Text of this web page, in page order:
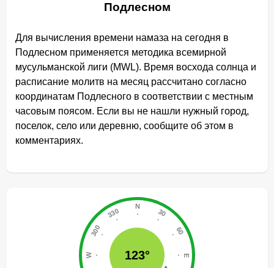
Подлесном
Для вычисления времени намаза на сегодня в
Подлесном применяется методика всемирной
мусульманской лиги (MWL). Время восхода солнца и
расписание молитв на месяц рассчитано согласно
координатам Подлесного в соответствии с местным
часовым поясом. Если вы не нашли нужный город,
поселок, село или деревню, сообщите об этом в
комментариях.
123°